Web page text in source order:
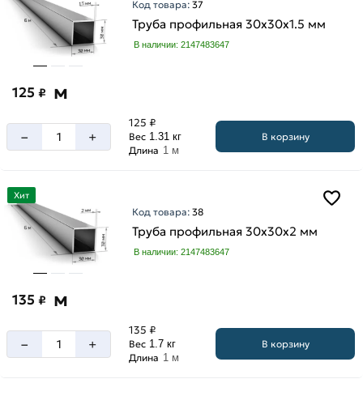
Код товара:37
Труба профильная 30х30х1.5 мм
В наличии: 2147483647
125 ₽ м
– +
125 ₽
Вес 1.31 кг
Длина 1 м
В корзину
Хит
Код товара:38
Труба профильная 30х30х2 мм
В наличии: 2147483647
135 ₽ м
– +
135 ₽
Вес 1.7 кг
Длина 1 м
В корзину